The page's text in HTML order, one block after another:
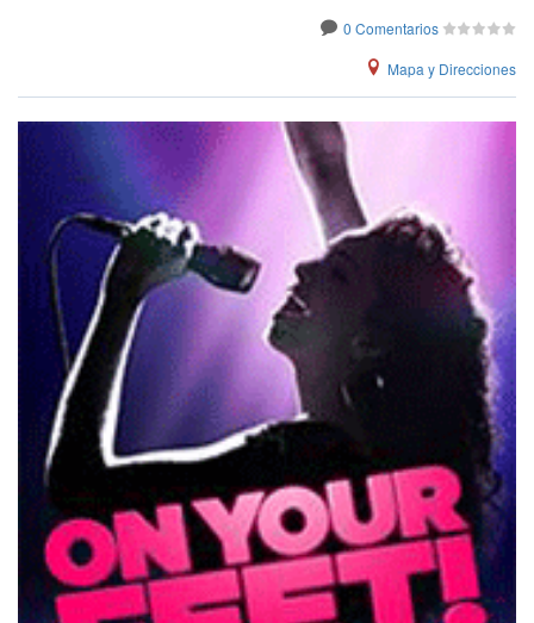
0 Comentarios
Mapa y Direcciones